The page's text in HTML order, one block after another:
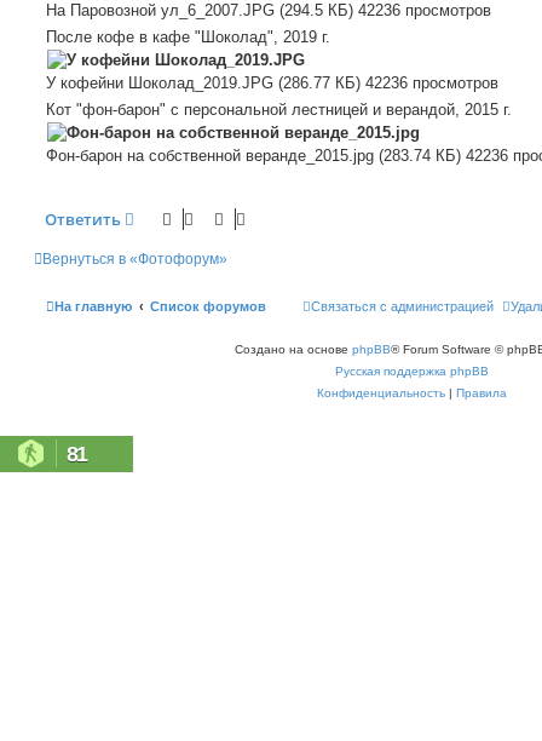
На Паровозной ул_6_2007.JPG (294.5 КБ) 42236 просмотров
После кофе в кафе "Шоколад", 2019 г.
У кофейни Шоколад_2019.JPG (286.77 КБ) 42236 просмотров
Кот "фон-барон" с персональной лестницей и верандой, 2015 г.
Фон-барон на собственной веранде_2015.jpg (283.74 КБ) 42236
Ответить
Вернуться в «Фотофорум»
На главную Список форумов Связаться с администрацией
Создано на основе phpBB® Forum Software ©
Русская поддержка phpBB
Конфиденциальность
Правила
81